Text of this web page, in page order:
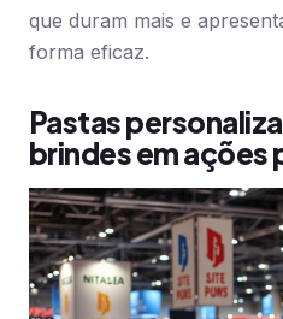
que duram mais e
forma eficaz.
Pastas
brindes em ações